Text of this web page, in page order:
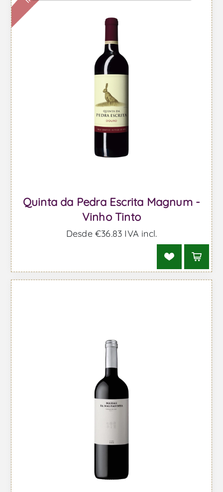
Quinta da Pedra Escrita Magnum -
Vinho Tinto
Desde €36,83 IVA incl.